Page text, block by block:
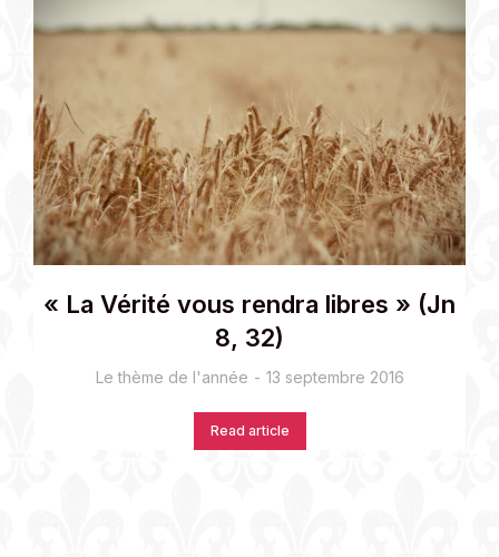
« La Vérité vous rendra libres » (Jn
8, 32)
Le thème de l'année 13 septembre 2016
Read article